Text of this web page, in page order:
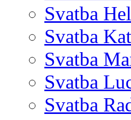
Svatba
Svatba
Svatba
Svatba
Svatba